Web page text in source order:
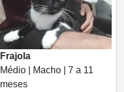
Frajola
Médio | Macho | 7 a 11
meses